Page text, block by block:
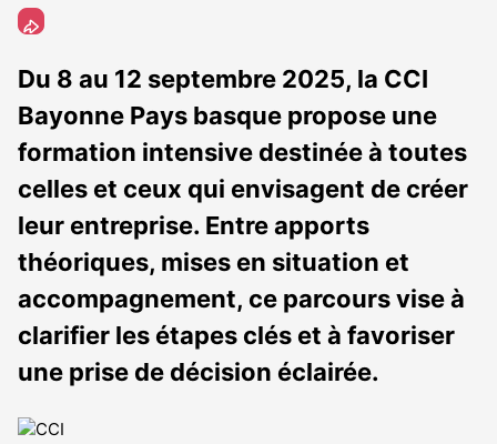
abonnés
Du 8 au 12 septembre 2025, la CCI
Bayonne Pays basque propose une
formation intensive destinée à toutes
celles et ceux qui envisagent de créer
leur entreprise. Entre apports
théoriques, mises en situation et
accompagnement, ce parcours vise à
clarifier les étapes clés et à favoriser
une prise de décision éclairée.